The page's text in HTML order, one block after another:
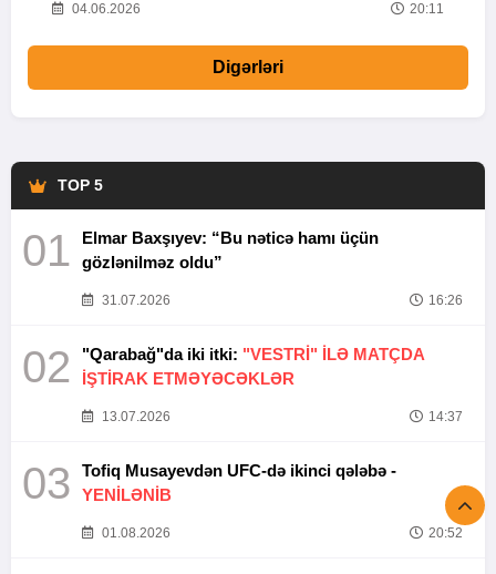
04.06.2026 20:11
Digərləri
TOP 5
01
Elmar Baxşıyev: “Bu nəticə hamı üçün
gözlənilməz oldu”
31.07.2026 16:26
02 "Qarabağ"da iki itki: "VESTRİ" İLƏ MATÇDA
İŞTİRAK ETMƏYƏCƏKLƏR
13.07.2026 14:37
03
Tofiq Musayevdən UFC-də ikinci qələbə -
YENİLƏNİB
01.08.2026 20:52